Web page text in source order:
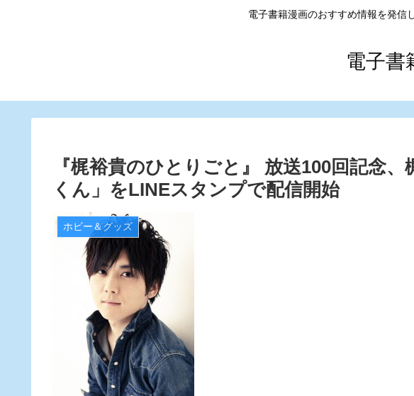
電子書籍漫画のおすすめ情報を発信
電子書
『梶裕貴のひとりごと』 放送100回記念
くん」をLINEスタンプで配信開始
ホビー＆グッズ